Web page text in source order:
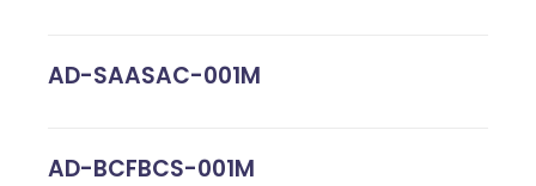
AD-SAASAC-001M
AD-BCFBCS-001M